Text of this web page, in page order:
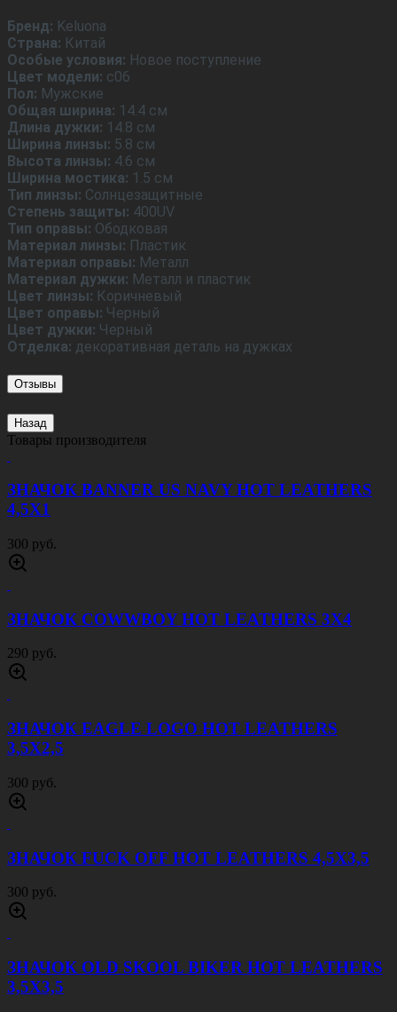
Бренд: Keluona
Страна: Китай
Особые условия: Новое поступление
Цвет модели: с06
Пол: Мужские
Общая ширина: 14.4 см
Длина дужки: 14.8 см
Ширина линзы: 5.8 см
Высота линзы: 4.6 см
Ширина мостика: 1.5 см
Тип линзы: Солнцезащитные
Степень защиты: 400UV
Тип оправы: Ободковая
Материал линзы: Пластик
Материал оправы: Металл
Материал дужки: Металл и пластик
Цвет линзы: Коричневый
Цвет оправы: Черный
Цвет дужки: Черный
Отделка: декоративная деталь на дужках
Отзывы
Назад
Товары производителя
ЗНАЧОК BANNER US NAVY HOT LEATHERS
4,5Х1
300 руб.
ЗНАЧОК COWWBOY HOT LEATHERS 3Х4
290 руб.
ЗНАЧОК EAGLE LOGO HOT LEATHERS
3,5Х2,5
300 руб.
ЗНАЧОК FUCK OFF HOT LEATHERS 4,5Х3,5
300 руб.
ЗНАЧОК OLD SKOOL BIKER HOT LEATHERS
3,5Х3,5